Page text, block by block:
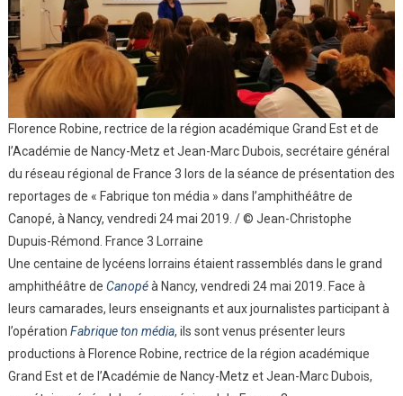
Florence Robine, rectrice de la région académique Grand Est et de
l’Académie de Nancy-Metz et Jean-Marc Dubois, secrétaire général
du réseau régional de France 3 lors de la séance de présentation des
reportages de « Fabrique ton média » dans l’amphithéâtre de
Canopé, à Nancy, vendredi 24 mai 2019. / © Jean-Christophe
Dupuis-Rémond. France 3 Lorraine
Une centaine de lycéens lorrains étaient rassemblés dans le grand
amphithéâtre de Canopéà Nancy, vendredi 24 mai 2019. Face à
leurs camarades, leurs enseignants et aux journalistes participant à
l’opération Fabrique ton média, ils sont venus présenter leurs
productions à Florence Robine, rectrice de la région académique
Grand Est et de l’Académie de Nancy-Metz et Jean-Marc Dubois,